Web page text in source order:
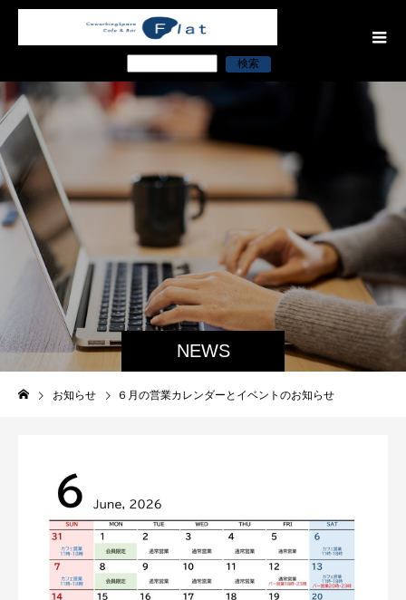
検索
NEWS
お知らせ ６月の営業カレンダーとイベントのお知らせ